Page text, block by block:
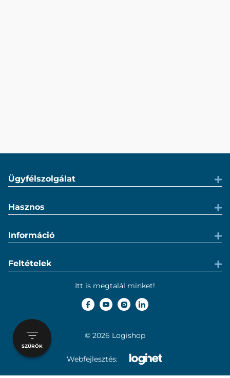
SZŰRŐK
Ügyfélszolgálat
Hasznos
Információ
Feltételek
Itt is megtalál minket!
© 2026 Logishop
Webfejlesztés: